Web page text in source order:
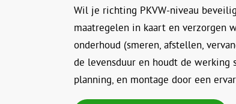
Wil je richting PKVW-niveau
maatregelen in kaart en verzorgen
onderhoud (smeren, afstellen,
de levensduur en houdt de werking
planning, en montage door een